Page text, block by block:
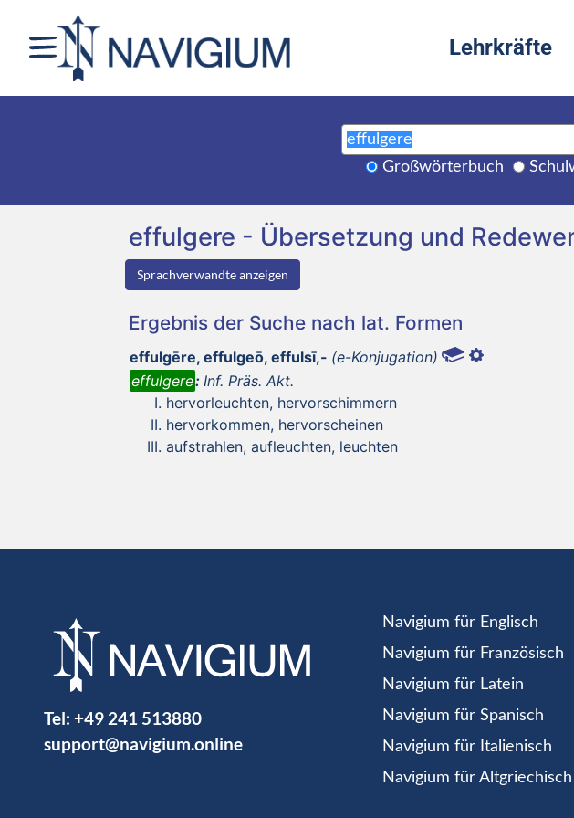
Lehrkräfte
Großwörterbuch
effulgere - Übersetzung und
Sprachverwandte anzeigen
Ergebnis der Suche nach lat. Formen
effulgēre, effulgeō, effulsī,- (e-Konjugation)
effulgere: Inf. Präs. Akt.
hervorleuchten, hervorschimmern
hervorkommen, hervorscheinen
aufstrahlen, aufleuchten, leuchten
Tel: +49 241 513880
support@navigium.online
Navigium für Englisch
Navigium für Französisch
Navigium für Latein
Navigium für Spanisch
Navigium für Italienisch
Navigium für Altgriechisch